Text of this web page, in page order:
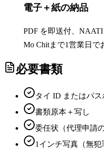
電子＋紙の納品
PDF を即送付、
Mo Chitまで1営業日で
必要書類
タイ ID またはパ
書類原本＋写し
委任状（代理申請
1インチ写真（無犯